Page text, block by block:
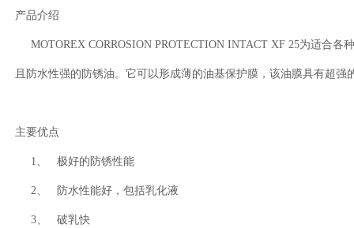
产品介绍
MOTOREX CORROSION PROTECTION INTACT XF 25为适合各
且防水性强的防锈油。它可以形成薄的油基保护膜，该油膜具有超强
主要优点
1、 极好的防锈性能
2、 防水性能好，包括乳化液
3、 破乳快